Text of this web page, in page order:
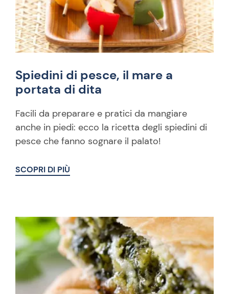
Spiedini di pesce, il mare a
portata di dita
Facili da preparare e pratici da mangiare
anche in piedi: ecco la ricetta degli spiedini di
pesce che fanno sognare il palato!
SCOPRI DI PIÙ